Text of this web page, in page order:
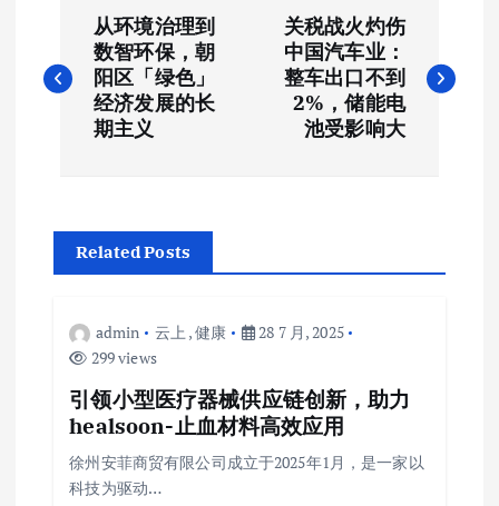
章
从环境治理到
数智环保，朝
阳区「绿色」
经济发展的长
期主义
关税战火灼伤
中国汽车业：
整车出口不到
2%，储能电
池受影响大
Related Posts
admin 云上 ,健康
28 7 月, 2025
299 views
引领小型医疗器械供应链创新，助力
healsoon-止血材料高效应用
徐州安菲商贸有限公司成立于2025年1月，是一家以
科技为驱动…